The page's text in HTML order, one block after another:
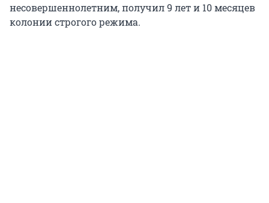
несовершеннолетним, получил 9 лет и 10 месяцев
колонии строгого режима.